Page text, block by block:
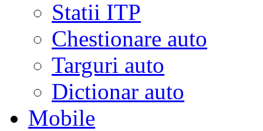
Statii ITP
Chestionare auto
Targuri auto
Dictionar auto
Mobile